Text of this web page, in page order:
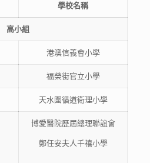
學校名稱
高小組
港澳信義會小學
福榮街官立小學
天水圍循道衛理小學
博愛醫院歷屆總理聯誼會
鄭任安夫人千禧小學